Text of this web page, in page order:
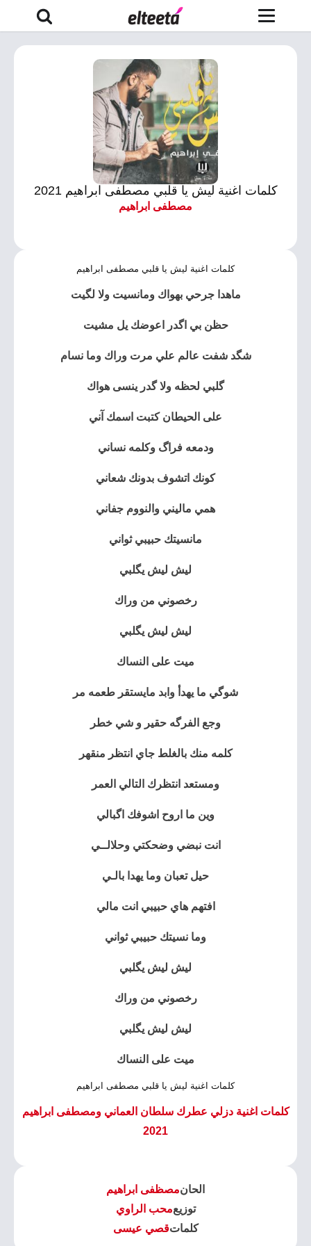
كلمات اغنية ليش يا قلبي مصطفى ابراهيم 2021
مصطفى ابراهيم
كلمات اغنية ليش يا قلبي مصطفى ابراهيم
ماهدا جرحي بهواك ومانسيت ولا لگيت
حظن بي اگدر اعوضك يل مشيت
شگد شفت عالم علي مرت وراك وما نسام
گلبي لحظه ولا گدر ينسى هواك
على الحيطان كتبت اسمك آني
ودمعه فراگ وكلمه نساني
كونك اتشوف بدونك شعاني
همي ماليني والنووم جفاني
مانسيتك حبيبي ثواني
ليش ليش يگلبي
رخصوني من وراك
ليش ليش يگلبي
ميت على النساك
شوگي ما يهدأ وابد مايستقر طعمه مر
وجع الفرگه حقير و شي خطر
كلمه منك بالغلط جاي انتظر منقهر
ومستعد انتظرك التالي العمر
وين ما اروح اشوفك اگبالي
انت نبضي وضحكتي وحلالــي
حيل تعبان وما يهدا بالـي
افتهم هاي حبيبي انت مالي
وما نسيتك حبيبي ثواني
ليش ليش يگلبي
رخصوني من وراك
ليش ليش يگلبي
ميت على النساك
كلمات اغنية ليش يا قلبي مصطفى ابراهيم
كلمات اغنية دزلي عطرك سلطان العماني ومصطفى ابراهيم
2021
الحانمصظفى ابراهيم
توزيعمحب الراوي
كلماتقصي عيسى